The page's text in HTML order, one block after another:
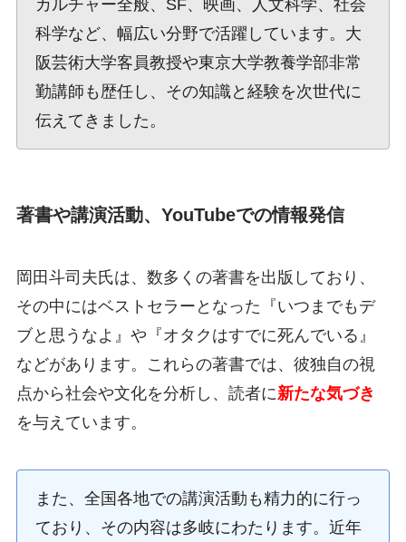
カルチャー全般、SF、映画、人文科学、社会
科学など、幅広い分野で活躍しています。大
阪芸術大学客員教授や東京大学教養学部非常
勤講師も歴任し、その知識と経験を次世代に
伝えてきました。
著書や講演活動、YouTubeでの情報発信
岡田斗司夫氏は、数多くの著書を出版しており、
その中にはベストセラーとなった『いつまでもデ
ブと思うなよ』や『オタクはすでに死んでいる』
などがあります。これらの著書では、彼独自の視
点から社会や文化を分析し、読者に新たな気づき
を与えています。
また、全国各地での講演活動も精力的に行っ
ており、その内容は多岐にわたります。近年